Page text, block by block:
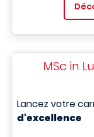
MSc in
Lancez votre
d'excellence